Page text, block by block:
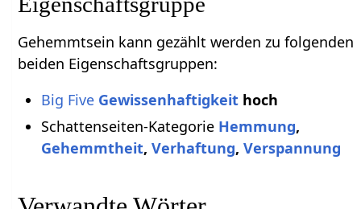
Gehemmtsein kann gezählt werden zu folgenden
beiden Eigenschaftsgruppen:
Big Five Gewissenhaftigkeithoch
Schattenseiten-Kategorie Hemmung,
Gehemmtheit, Verhaftung, Verspannung